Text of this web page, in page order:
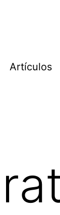
Artículos